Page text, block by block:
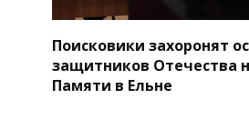
Поисковики захоронят
защитников Отечества
Памяти в Ельне